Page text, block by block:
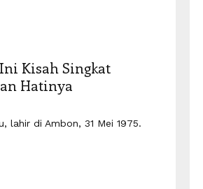
Kisah Singkat
Hatinya
lahir di Ambon, 31 Mei 1975.